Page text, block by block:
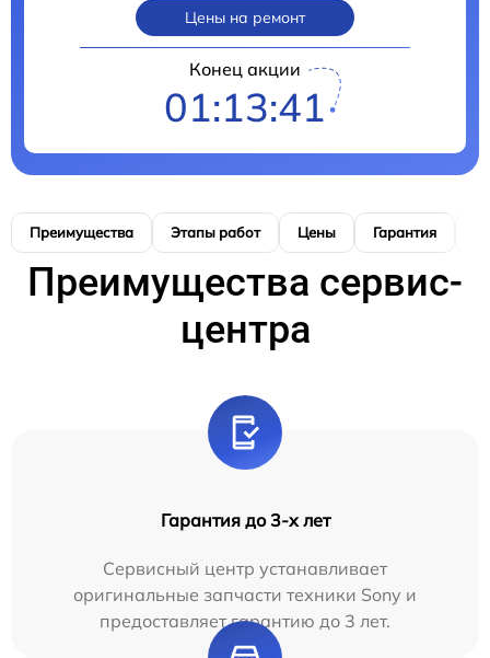
Цены на ремонт
Конец акции
01:13:39
Преимущества Этапы работ Цены Гарантия
Преимущества сервис-
центра
Гарантия до 3-х лет
Сервисный центр устанавливает
оригинальные запчасти техники Sony и
предоставляет гарантию до 3 лет.